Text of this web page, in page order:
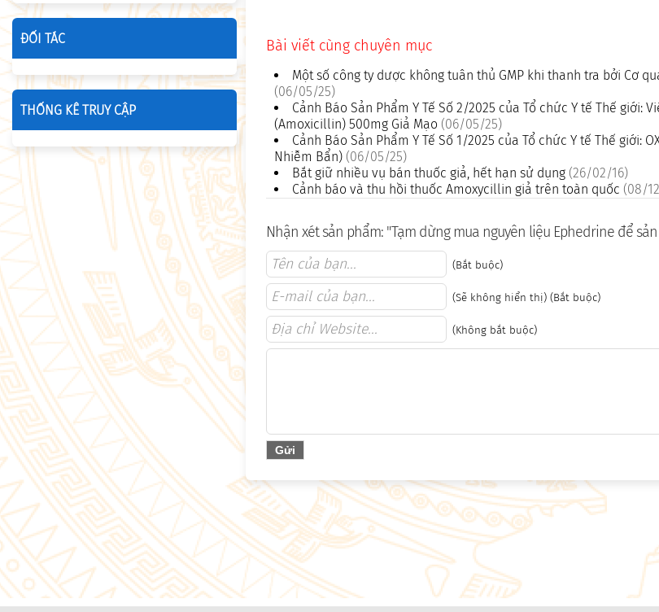
Bài viết cùng chuyên mục
Một số công ty dược không tuân thủ GMP khi thanh tra bởi Cơ
(06/05/25)
Cảnh Báo Sản Phẩm Y Tế Số 2/2025 của Tổ chức Y tế Thế giới:
(Amoxicillin) 500mg Giả Mạo (06/05/25)
Cảnh Báo Sản Phẩm Y Tế Số 1/2025 của Tổ chức Y tế Thế giới:
Nhiễm Bẩn) (06/05/25)
Bắt giữ nhiều vụ bán thuốc giả, hết hạn sử dụng (26/02/16)
Cảnh báo và thu hồi thuốc Amoxycillin giả trên toàn quốc (08/
Nhận xét sản phẩm: "Tạm dừng mua nguyên liệu Ephedrine để
(Bắt buộc)
(Sẽ không hiển thị) (Bắt buộc)
(Không bắt buộc)
ĐỐI TÁC
THỐNG KÊ TRUY CẬP